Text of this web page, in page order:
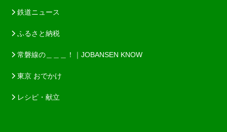
鉄道ニュース
ふるさと納税
常磐線の＿＿＿！｜JOBANSEN KNOW
東京 おでかけ
レシピ・献立